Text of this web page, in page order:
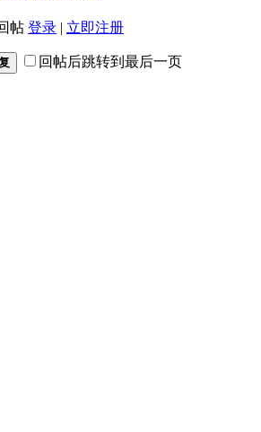
帖 登录 | 立即注册
回帖后跳转到最后一页